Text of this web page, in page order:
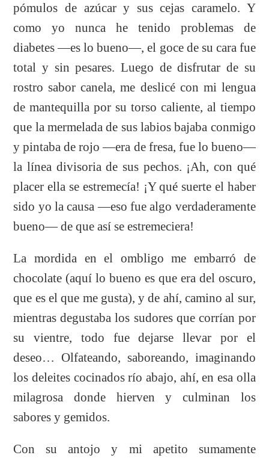
pómulos de azúcar y sus cejas caramelo. Y
como yo nunca he tenido problemas de
diabetes —es lo bueno—, el goce de su cara fue
total y sin pesares. Luego de disfrutar de su
rostro sabor canela, me deslicé con mi lengua
de mantequilla por su torso caliente, al tiempo
que la mermelada de sus labios bajaba conmigo
y pintaba de rojo —era de fresa, fue lo bueno—
la línea divisoria de sus pechos. ¡Ah, con qué
placer ella se estremecía! ¡Y qué suerte el haber
sido yo la causa —eso fue algo verdaderamente
bueno— de que así se estremeciera!
La mordida en el ombligo me embarró de
chocolate (aquí lo bueno es que era del oscuro,
que es el que me gusta), y de ahí, camino al sur,
mientras degustaba los sudores que corrían por
su vientre, todo fue dejarse llevar por el
deseo… Olfateando, saboreando, imaginando
los deleites cocinados río abajo, ahí, en esa olla
milagrosa donde hierven y culminan los
sabores y gemidos.
Con su antojo y mi apetito sumamente